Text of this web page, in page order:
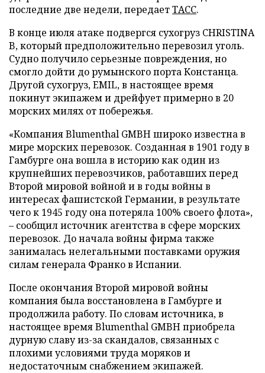
последние две недели, передаетТАСС.
В конце июля атаке подвергся сухогруз CHRISTINA
B, который предположительно перевозил уголь.
Судно получило серьезные повреждения, но
смогло дойти до румынского порта Констанца.
Другой сухогруз, EMIL, в настоящее время
покинут экипажем и дрейфует примерно в 20
морских милях от побережья.
«Компания Blumenthal GMBH широко известна в
мире морских перевозок. Созданная в 1901 году в
Гамбурге она вошла в историю как один из
крупнейших перевозчиков, работавших перед
Второй мировой войной и в годы войны в
интересах фашистской Германии, в результате
чего к 1945 году она потеряла 100% своего флота»,
– сообщил источник агентства в сфере морских
перевозок. До начала войны фирма также
занималась нелегальными поставками оружия
силам генерала Франко в Испании.
После окончания Второй мировой войны
компания была восстановлена в Гамбурге и
продолжила работу. По словам источника, в
настоящее время Blumenthal GMBH приобрела
дурную славу из-за скандалов, связанных с
плохими условиями труда моряков и
недостаточным снабжением экипажей.